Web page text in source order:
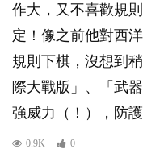
作大，又不喜歡規
定！像之前他對西
規則下棋，沒想到
際大戰版」、「武
強威力（！），防
0.9K 0